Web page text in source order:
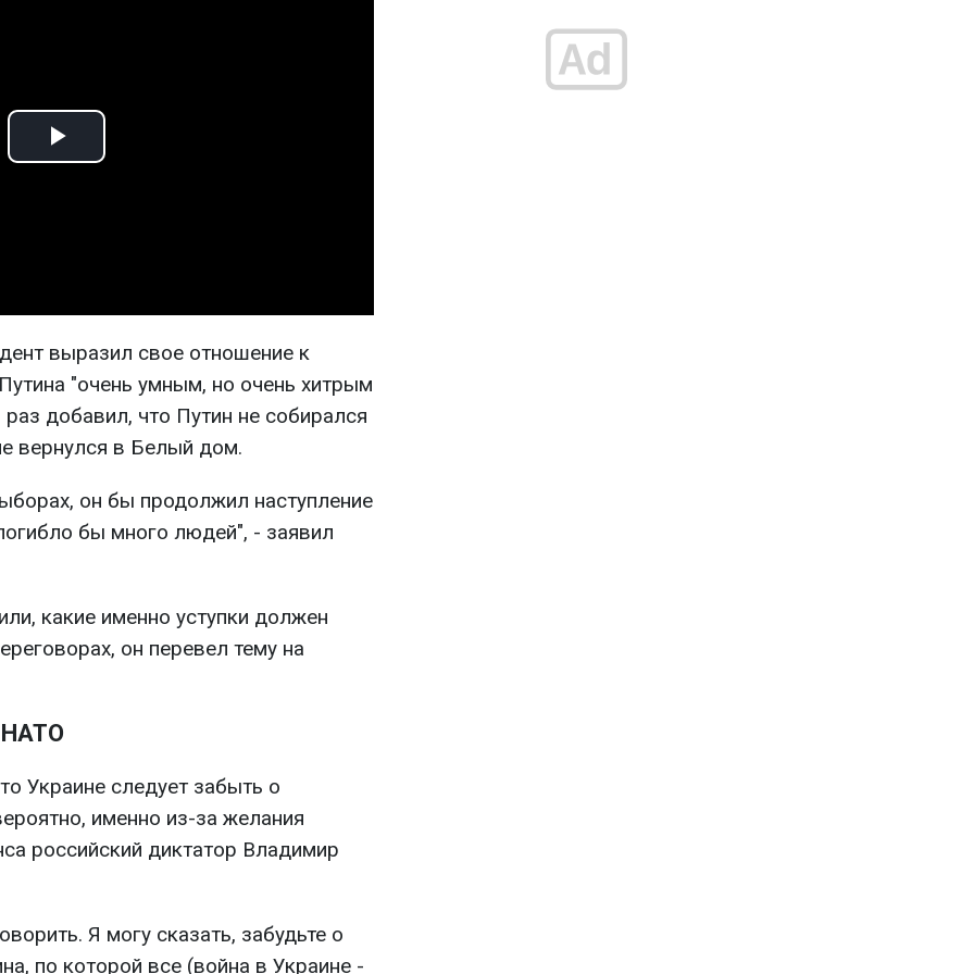
Play
выразил свое отношение к
"очень умным, но очень хитрым
добавил, что Путин не собирался
вернулся в Белый дом.
он бы продолжил наступление
бы много людей", - заявил
какие именно уступки должен
он перевел тему на
НАТО
Украине следует забыть о
именно из-за желания
российский диктатор Владимир
Я могу сказать, забудьте о
по которой все (война в Украине -